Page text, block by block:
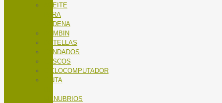
ACEITE
PARA
CADENA
BOMBIN
BOTELLAS
CANDADOS
CASCOS
CICLOCOMPUTADOR
CINTA
MANUBRIOS